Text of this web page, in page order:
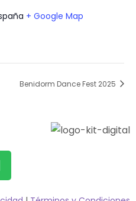
+ Google Map
Benidorm Dance Fest 2025